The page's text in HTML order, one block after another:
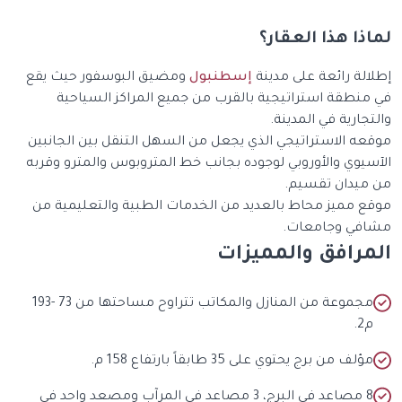
هذا العقار؟
رائعة على مدينةإسطنبول ومضيق البوسفور حيث يقع
استراتيجية بالقرب من جميع المراكز السياحية
في المدينة.
الاستراتيجي الذي يجعل من السهل التنقل بين الجانبين
والأوروبي لوجوده بجانب خط المتروبوس والمترو وقربه
تقسيم.
مميز محاط بالعديد من الخدمات الطبية والتعليمية من
وجامعات.
والمميزات
مجموعة من المنازل والمكاتب تتراوح مساحتها من 73 -193
مؤلف من برج يحتوي على 35 طابقاً بارتفاع 158 م.
8 مصاعد في البرج، 3 مصاعد في المرآب ومصعد واحد في